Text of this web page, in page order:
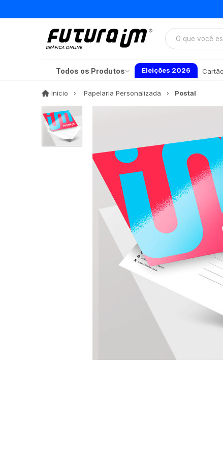
Todos os Produtos Eleições 2026
Início InícioPapelaria Personalizada Postal